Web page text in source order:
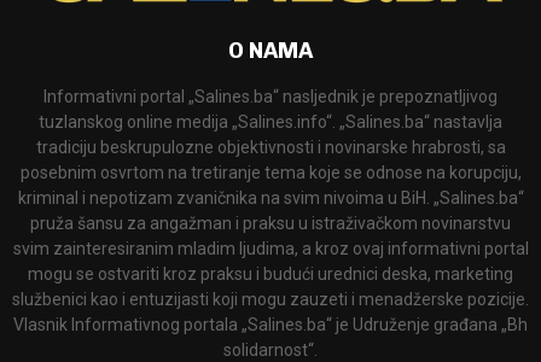
O NAMA
Informativni portal „Salines.ba“ nasljednik je prepoznatljivog
tuzlanskog online medija „Salines.info“. „Salines.ba“ nastavlja
tradiciju beskrupulozne objektivnosti i novinarske hrabrosti, sa
posebnim osvrtom na tretiranje tema koje se odnose na korupciju,
kriminal i nepotizam zvaničnika na svim nivoima u BiH. „Salines.ba“
pruža šansu za angažman i praksu u istraživačkom novinarstvu
svim zainteresiranim mladim ljudima, a kroz ovaj informativni portal
mogu se ostvariti kroz praksu i budući urednici deska, marketing
službenici kao i entuzijasti koji mogu zauzeti i menadžerske pozicije.
Vlasnik Informativnog portala „Salines.ba“ je Udruženje građana „Bh
solidarnost“.